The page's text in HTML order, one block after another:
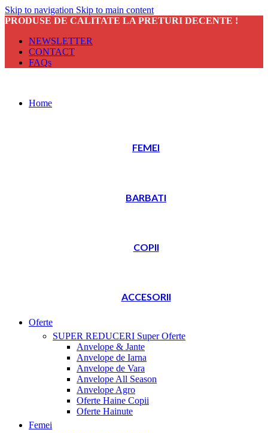
Skip to navigation Skip to main content
PRODUSE DE CALITATE LA PRETURI DECENTE !
NEWSLETTER
CONTACT
FAQs
Home
FEMEI
BARBATI
COPII
ACCESORII
Oferte
SUPER REDUCERI Super Oferte
Anvelope & Jante
Anvelope de Iarna
Anvelope de Vara
Anvelope All Season
Anvelope Agro
Oferte Haine Copii
Oferte Hainute
Femei